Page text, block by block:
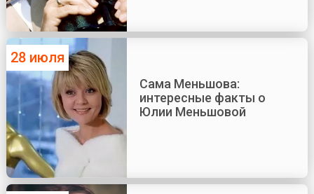
28 июля
Сама Меньшова:
интересные факты о
Юлии Меньшовой